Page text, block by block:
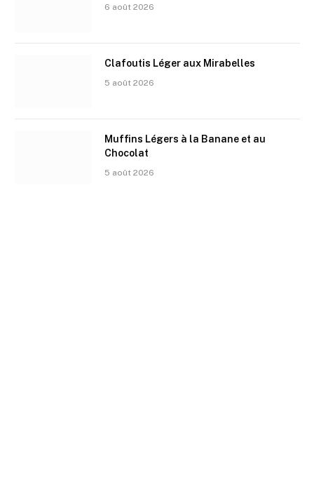
6 août 2026
Clafoutis Léger aux Mirabelles
5 août 2026
Muffins Légers à la Banane et au
Chocolat
5 août 2026